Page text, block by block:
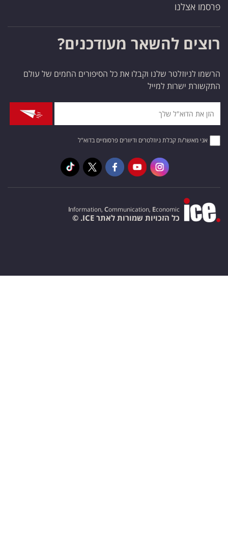
פרסמו אצלנו
רוצים להשאר מעודכנים?
הרשמו לניוזלטר שלנו וקבלו את כל הסיפורים החמים של עולם
התקשורת ישרות למייל
אני מאשר/ת קבלת ניוזלטרים ודיוורים פרסומיים בדוא"ל
Information, Communication, Economic
כל הזכויות שמורות לאתר ICE. ©